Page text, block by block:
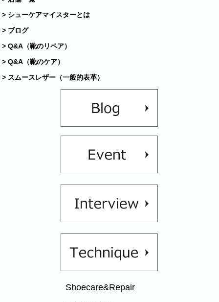
> シューケアマイスターとは
> ブログ
> Q&A（靴のリペア）
> Q&A（靴のケア）
> スムースレザー（一般的表革）
Shoecare&Repair